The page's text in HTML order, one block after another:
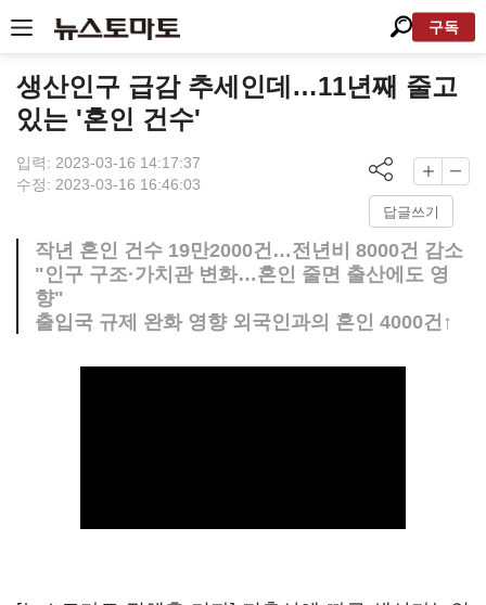
구독
생산인구 급감 추세인데…11년째 줄고
있는 '혼인 건수'
입력: 2023-03-16 14:17:37
수정: 2023-03-16 16:46:03
답글쓰기
작년 혼인 건수 19만2000건…전년비 8000건 감소
"인구 구조·가치관 변화…혼인 줄면 출산에도 영
향"
출입국 규제 완화 영향 외국인과의 혼인 4000건↑